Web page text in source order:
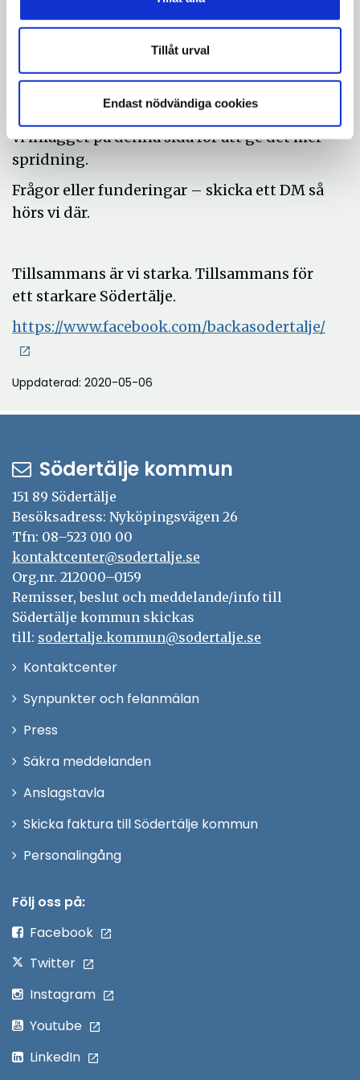
Tillåt urval
Endast nödvändiga cookies
Sprid budskapet, dela sidan och vill du nå ut
med ett lokalt erbjudande eller din egen
@backasodertalje här på Facebook så delar
vi inlägget på denna sida för att ge det mer
spridning.
Frågor eller funderingar – skicka ett DM så
hörs vi där.
Tillsammans är vi starka. Tillsammans för
ett starkare Södertälje.
https://www.facebook.com/backasodertalje/
Uppdaterad: 2020-05-06
Södertälje kommun
151 89 Södertälje
Besöksadress: Nyköpingsvägen 26
Tfn: 08–523 010 00
kontaktcenter@sodertalje.se
Org.nr. 212000–0159
Remisser, beslut och meddelande/info till
Södertälje kommun skickas
till: sodertalje.kommun@sodertalje.se
KontaktcenterÖppna
Synpunkter och felanmälan
Press
fönster
Säkra meddelanden
Anslagstavla
Skicka faktura till Södertälje kommun
PersonalingångÖppna
Följ oss på:
Facebook
Twitter
Instagram
Youtube
LinkedIn